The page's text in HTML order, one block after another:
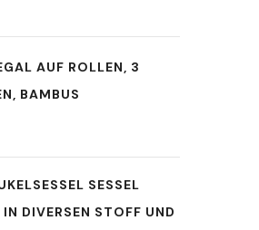
AUF ROLLEN, 3
BAMBUS
SESSEL
DIVERSEN STOFF UND